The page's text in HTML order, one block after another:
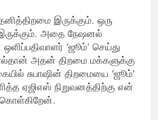
இருக்கும். ஒரு
இருக்கும். அதை நேஷனல்
‘ஜூம்’ செய்து
அதன் திறமை மக்களுக்கு
சுபாஷின் திறமையை ‘ஜூம்’
ஏஜிஎஸ் நிறுவனத்திற்கு என்
கொள்கிறேன்.